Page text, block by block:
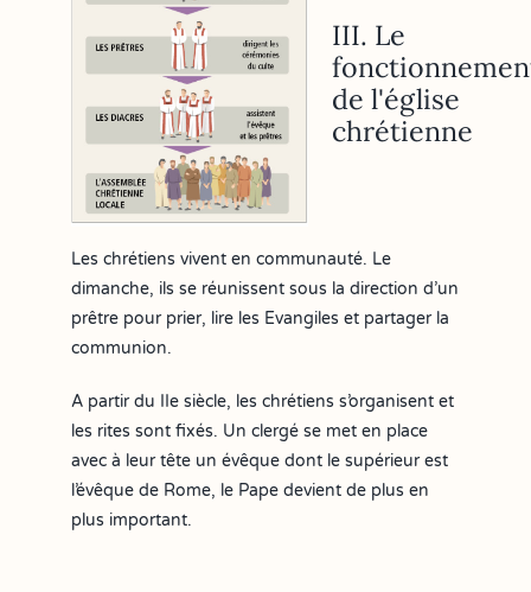
III. Le
de l'église
chrétienne
Les chrétiens vivent en communauté. Le
dimanche, ils se réunissent sous la direction d’un
prêtre pour prier, lire les Evangiles et partager la
communion.
A partir du IIe siècle, les chrétiens s’organisent et
les rites sont fixés. Un clergé se met en place
avec à leur tête un évêque dont le supérieur est
l’évêque de Rome, le Pape devient de plus en
plus important.